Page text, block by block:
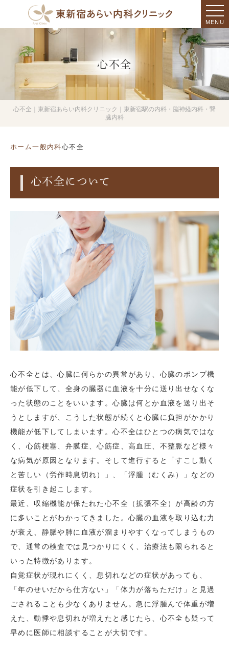
MENU
心不全
心不全｜東新宿あらい内科クリニック｜東新宿駅の内科・脳神経内科・腎
臓内科
ホーム一般内科心不全
心不全について
心不全とは、心臓に何らかの異常があり、心臓のポンプ機
能が低下して、全身の臓器に血液を十分に送り出せなくな
った状態のことをいいます。心臓は何とか血液を送り出そ
うとしますが、こうした状態が続くと心臓に負担がかかり
機能が低下してしまいます。心不全はひとつの病気ではな
く、心筋梗塞、弁膜症、心筋症、高血圧、不整脈など様々
な病気が原因となります。そして進行すると「すこし動く
と苦しい（労作時息切れ）」、「浮腫（むくみ）」などの
症状を引き起こします。
最近、収縮機能が保たれた心不全（拡張不全）が高齢の方
に多いことがわかってきました。心臓の血液を取り込む力
が衰え、静脈や肺に血液が溜まりやすくなってしまうもの
で、通常の検査では見つかりにくく、治療法も限られると
いった特徴があります。
自覚症状が現れにくく、息切れなどの症状があっても、
「年のせいだから仕方ない」「体力が落ちただけ」と見過
ごされることも少なくありません。急に浮腫んで体重が増
えた、動悸や息切れが増えたと感じたら、心不全も疑って
早めに医師に相談することが大切です。